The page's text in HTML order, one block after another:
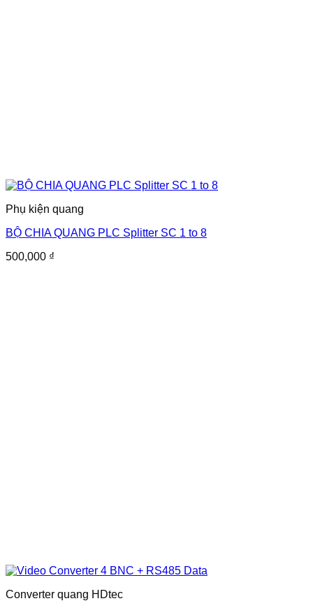
Phụ kiện quang
BỘ CHIA QUANG PLC Splitter SC 1 to 8
500,000 ₫
Converter quang HDtec